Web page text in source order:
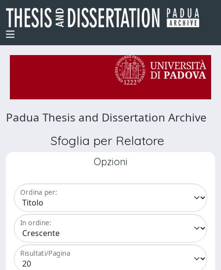
Padua Thesis and Dissertation Archive
Sfoglia per Relatore
Opzioni
Ordina per:
In ordine:
Risultati/Pagina